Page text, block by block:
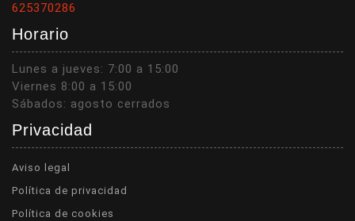
625370286
Horario
Lunes a jueves: 7:00 a 15:00
Viernes 8:00 a 15:00
Sábados: agosto cerrados
Privacidad
Aviso legal
Política de privacidad
Política de cookies